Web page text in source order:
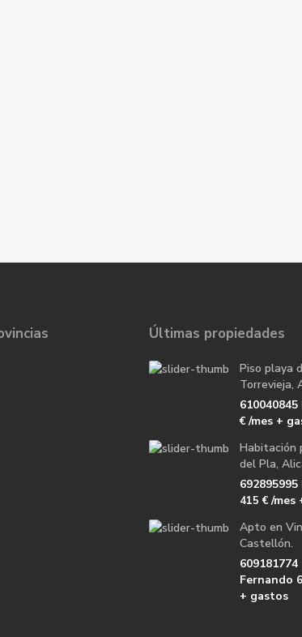
Últimas propiedades
Piso playa
Torrevieja,
610040845
€/mes +
Habitación
del Pla,
692895995
415 €/mes
Apto en
Castellón.
609181774
Fernando
+ gastos